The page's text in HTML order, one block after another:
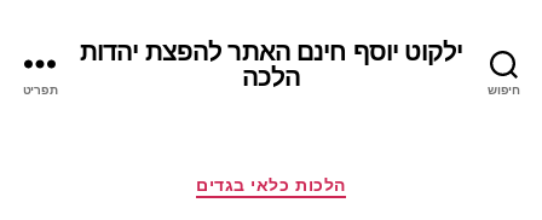
חיפוש
ילקוט יוסף חינם האתר להפצת יהדות
הלכה
תפריט
קטגוריות
הלכות כלאי בגדים